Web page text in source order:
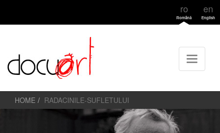
ro
Română
en
English
HOME RADACINILE-SUFLETULUI